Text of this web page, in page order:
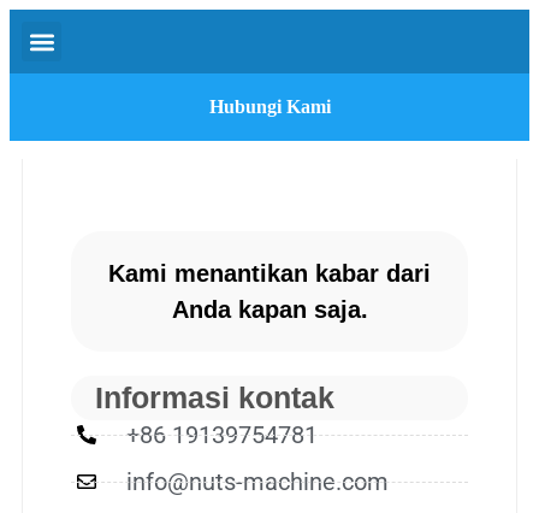
Hubungi Kami
Kami menantikan kabar dari
Anda kapan saja.
Informasi kontak
+86 19139754781
info@nuts-machine.com